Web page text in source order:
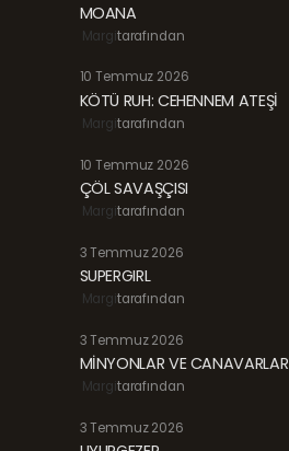
MOANA
Margitarafından
10 Temmuz 2026
KÖTÜ RUH: CEHENNEM ATEŞİ
Margitarafından
10 Temmuz 2026
ÇÖL SAVAŞÇISI
Margitarafından
3 Temmuz 2026
SUPERGIRL
Margitarafından
3 Temmuz 2026
MİNYONLAR VE CANAVARLAR
Margitarafından
3 Temmuz 2026